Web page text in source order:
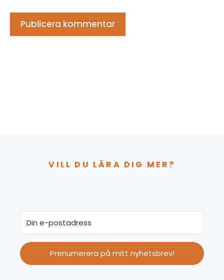
VILL DU LÄRA DIG MER?
Prenumerera på mitt nyhetsbrev!